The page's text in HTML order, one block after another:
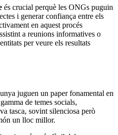
és crucial perquè les ONGs puguin
i generar ⁤confiança entre ‌els‍
en aquest procés‍
a reunions informatives ⁣o
per veure⁤ els resultats
juguen un paper fonamental⁢ en
de temes socials,
tasca,‌ sovint silenciosa però
un⁣ lloc ⁢millor.